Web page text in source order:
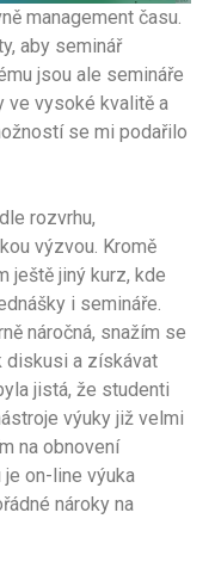
management času.
aby seminář
jsou ale semináře
ve vysoké kvalitě a
se mi podařilo
rozvrhu,
výzvou. Kromě
ještě jiný kurz, kde
i semináře.
náročná, snažím se
diskusi a získávat
jistá, že studenti
výuky již velmi
na obnovení
on-line výuka
nároky na